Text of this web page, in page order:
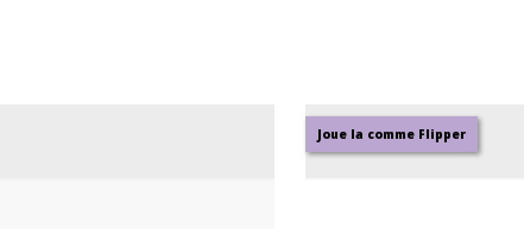
Joue la comme Flipper